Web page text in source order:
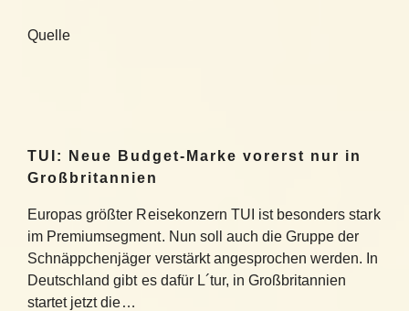
Quelle
TUI: Neue Budget-Marke vorerst nur in
Großbritannien
Europas größter Reisekonzern TUI ist besonders stark
im Premiumsegment. Nun soll auch die Gruppe der
Schnäppchenjäger verstärkt angesprochen werden. In
Deutschland gibt es dafür L´tur, in Großbritannien
startet jetzt die…